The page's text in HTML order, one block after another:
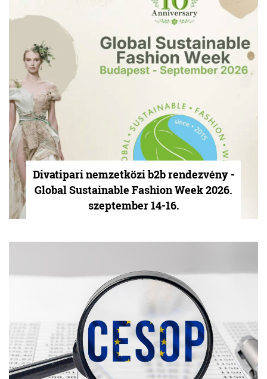
Divatipari nemzetközi b2b rendezvény -
Global Sustainable Fashion Week 2026.
szeptember 14-16.